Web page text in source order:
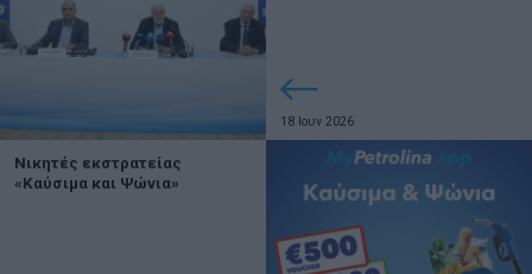
18 Ιουν 2026
Νικητές εκστρατείας
«Καύσιμα και Ψώνια»